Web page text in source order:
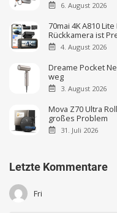
6. August 2026
70mai 4K A810
Rückkamera ist
4. August 2026
Dreame Pocket
weg
3. August 2026
Mova Z70 Ultra
großes Problem
31. Juli 2026
Letzte Kommentare
Fri